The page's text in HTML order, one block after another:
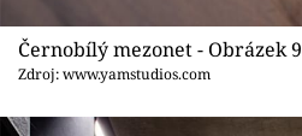
Černobílý mezonet - Obrázek 9
Zdroj: www.yamstudios.com